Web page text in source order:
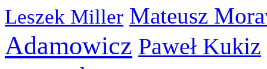
Leszek Miller Mateusz
Adamowicz Paweł Kukiz